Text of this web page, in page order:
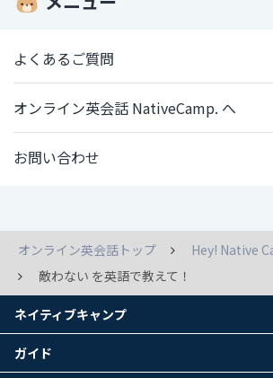
よくあるご質問
オンライン英会話 NativeCamp. へ
お問い合わせ
オンライン英会話トップ
Hey! Native
敵わない を英語で教えて！
ネイティブキャンプ
ガイド